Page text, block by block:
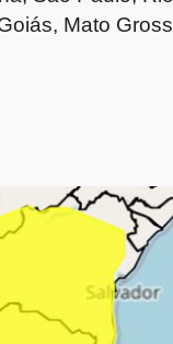
Mato